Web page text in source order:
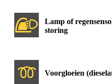
Lamp of
storing
Voorgloeien